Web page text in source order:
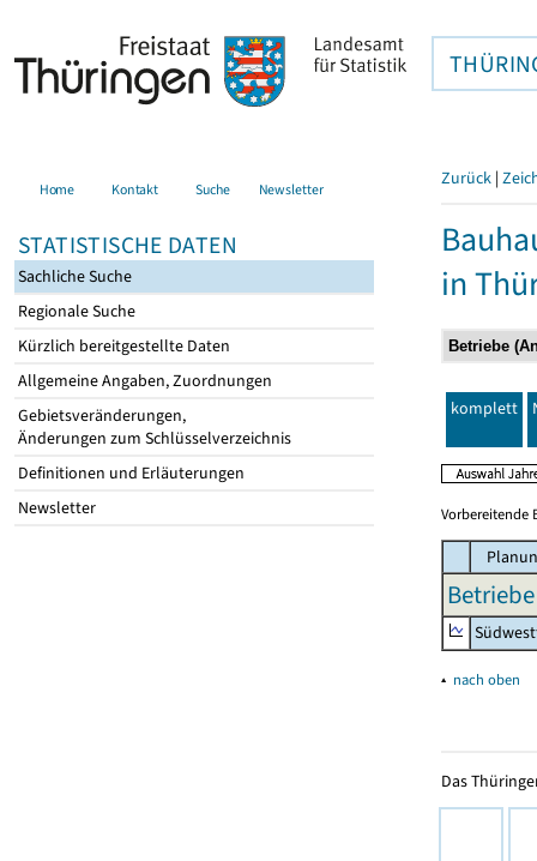
Home Kontakt Suche Newsletter
STATISTISCHE DATEN
Sachliche Suche
Regionale Suche
Kürzlich bereitgestellte Daten
Allgemeine Angaben, Zuordnungen
Gebietsveränderungen,
Änderungen zum Schlüsselverzeichnis
Definitionen und Erläuterungen
Newsletter
Zurück |
in
komplett
Vorbereitende
▴ nach oben
Das